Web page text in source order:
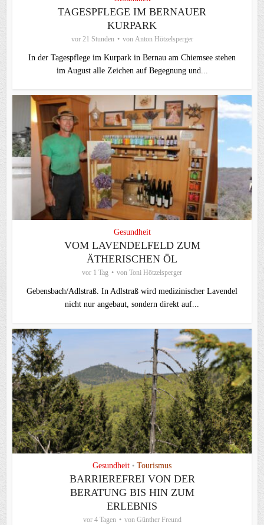
TAGESPFLEGE IM BERNAUER
KURPARK
vor 21 Stunden von Anton Hötzelsperger
In der Tagespflege im Kurpark in Bernau am Chiemsee stehen
im August alle Zeichen auf Begegnung und...
Gesundheit
VOM LAVENDELFELD ZUM
ÄTHERISCHEN ÖL
vor 1 Tag von Toni Hötzelsperger
Gebensbach/Adlstraß. In Adlstraß wird medizinischer Lavendel
nicht nur angebaut, sondern direkt auf...
Gesundheit • Tourismus
BARRIEREFREI VON DER
BERATUNG BIS HIN ZUM
ERLEBNIS
vor 4 Tagen von Günther Freund